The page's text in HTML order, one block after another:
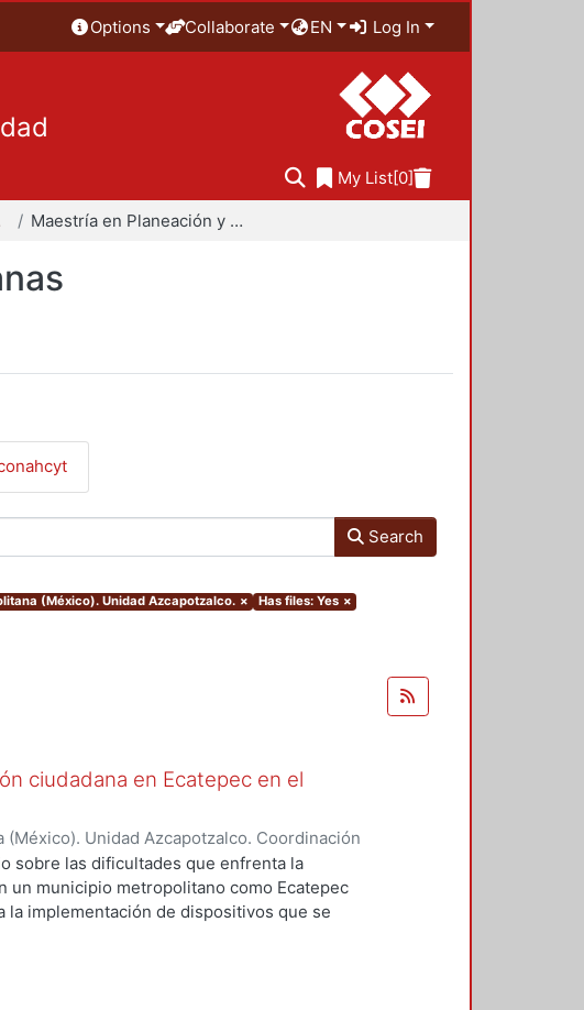
Options Collaborate EN Log In
My List[0]
Maestría en Planeación y Políticas Metropolitanas
Search
(México). Unidad Azcapotzalco. × Has files: Yes ×
ciudadana en Ecatepec en el
Unidad Azcapotzalco. Coordinación
) Rosas González, Miguel
sobre las dificultades que enfrenta la
un municipio metropolitano como Ecatepec
la implementación de dispositivos que se